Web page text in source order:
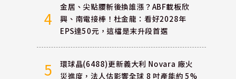
4
金居、尖點腰斬後換誰漲？ABF載板欣
興、南電接棒！杜金龍：看好2028年
EPS達50元，這檔是末升段首選
5
環球晶(6488)更新義大利 Novara 廠火
災進度，法人估影響全球 8 吋產能約 5%